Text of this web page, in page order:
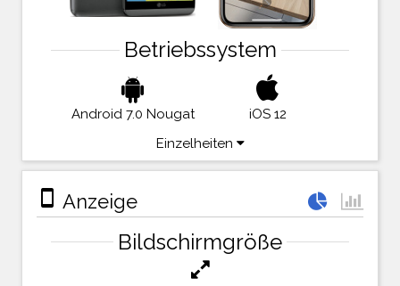
Betriebssystem
Android 7.0 Nougat
iOS 12
Einzelheiten
stay_primary_portrait Anzeige
Bildschirmgröße